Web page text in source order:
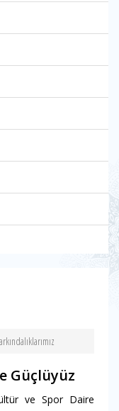
Güçlüyüz
ve Spor Daire